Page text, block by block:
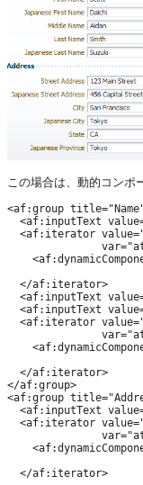
この場合は、動的コンポ
<af:group
<af:inputText
<af:iterator
  </af:iterator>
<af:inputText
<af:inputText
<af:iterator
  </af:iterator>
</af:group>
<af:group
<af:inputText
<af:iterator
  </af:iterator>